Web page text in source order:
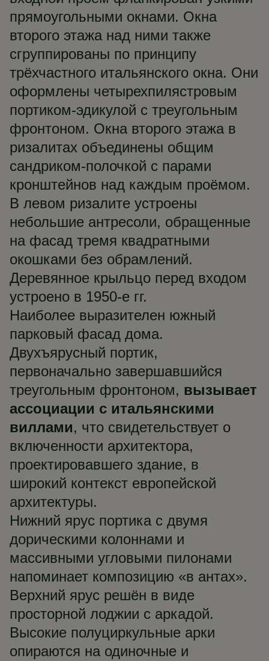
прямоугольными окнами. Окна
второго этажа над ними также
сгруппированы по принципу
трёхчастного итальянского окна. Они
оформлены четырехпилястровым
портиком-эдикулой с треугольным
фронтоном. Окна второго этажа в
ризалитах объединены общим
сандриком-полочкой с парами
кронштейнов над каждым проёмом.
В левом ризалите устроены
небольшие антресоли, обращенные
на фасад тремя квадратными
окошками без обрамлений.
Деревянное крыльцо перед входом
устроено в 1950-е гг.
Наиболее выразителен южный
парковый фасад дома.
Двухъярусный портик,
первоначально завершавшийся
треугольным фронтоном, вызывает
ассоциации с итальянскими
виллами, что свидетельствует о
включенности архитектора,
проектировавшего здание, в
широкий контекст европейской
архитектуры.
Нижний ярус портика с двумя
дорическими колоннами и
массивными угловыми пилонами
напоминает композицию «в антах».
Верхний ярус решён в виде
просторной лоджии с аркадой.
Высокие полуциркульные арки
опираются на одиночные и